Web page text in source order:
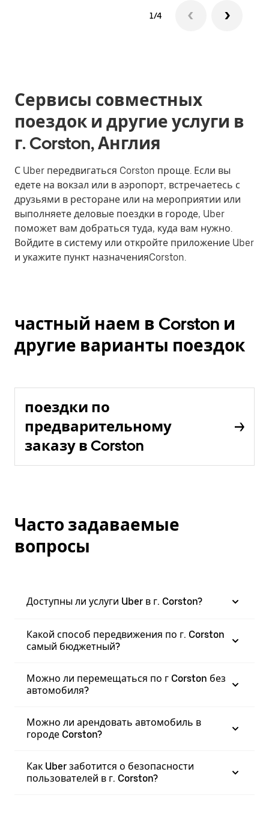
1/4
Сервисы совместных
поездок и другие услуги в
г. Corston, Англия
С Uber передвигаться Corston проще. Если вы
едете на вокзал или в аэропорт, встречаетесь с
друзьями в ресторане или на мероприятии или
выполняете деловые поездки в городе, Uber
поможет вам добраться туда, куда вам нужно.
Войдите в систему или откройте приложение Uber
и укажите пункт назначенияCorston.
частный наем в Corston и
другие варианты поездок
поездки по
предварительному
заказу в Corston
Часто задаваемые
вопросы
Доступны ли услуги Uber в г. Corston?
Какой способ передвижения по г. Corston
самый бюджетный?
Можно ли перемещаться по г Corston без
автомобиля?
Можно ли арендовать автомобиль в
городе Corston?
Как Uber заботится о безопасности
пользователей в г. Corston?